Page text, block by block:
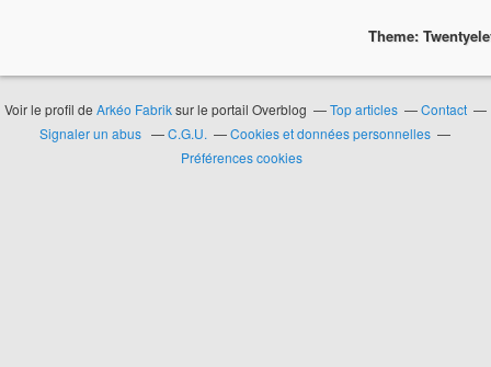
Theme:
Voir le profil de Arkéo Fabriksur le portail Overblog Top articles
Contact
Signaler un abus
C.G.U.
Cookies et données personnelles
Préférences cookies